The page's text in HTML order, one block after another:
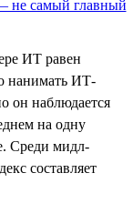
ИТ равен
нанимать ИТ-
он наблюдается
на одну
Среди мидл-
составляет